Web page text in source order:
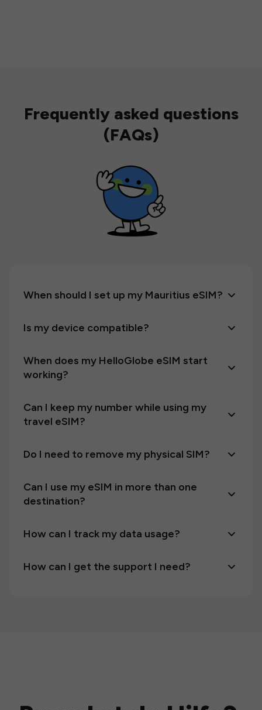
Frequently asked questions
(FAQs)
When should I set up my Mauritius eSIM?
Is my device compatible?
When does my HelloGlobe eSIM start
working?
Can I keep my number while using my
travel eSIM?
Do I need to remove my physical SIM?
Can I use my eSIM in more than one
destination?
How can I track my data usage?
How can I get the support I need?